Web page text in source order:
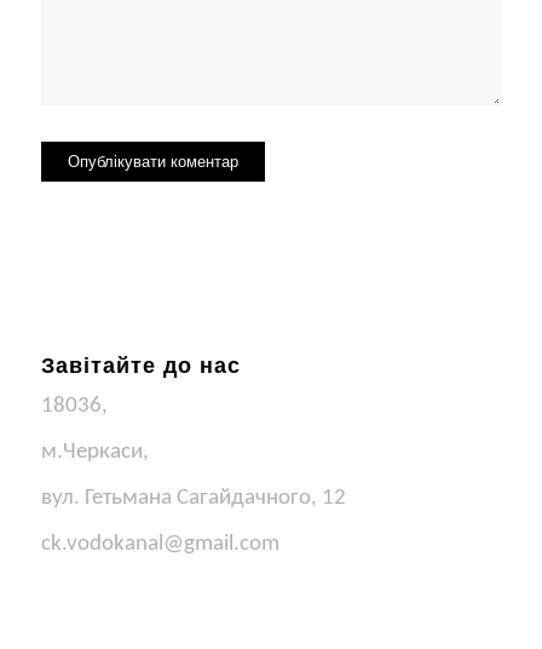
Завітайте до нас
18036,
м.Черкаси,
вул. Гетьмана Сагайдачного, 12
ck.vodokanal@gmail.com